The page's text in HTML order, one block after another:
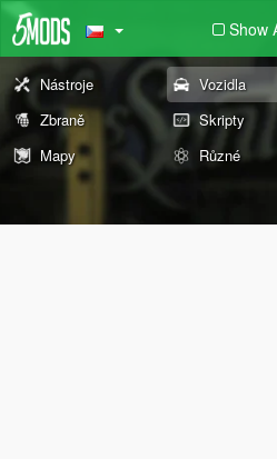
Show
Nástroje Vozidla
Zbraně
Skripty
Mapy
Různé